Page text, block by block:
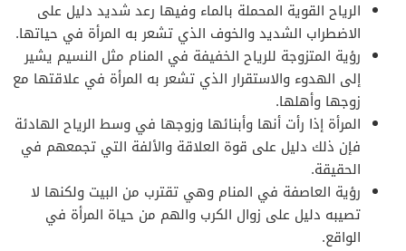
الرياح القوية المحملة بالماء وفيها رعد شديد دليل على
الاضطراب الشديد والخوف الذي تشعر به المرأة في حياتها.
رؤية المتزوجة للرياح الخفيفة في المنام مثل النسيم يشير
إلى الهدوء والاستقرار الذي تشعر به المرأة في علاقتها مع
زوجها وأهلها.
المرأة إذا رأت أنها وأبنائها وزوجها في وسط الرياح الهادئة
فإن ذلك دليل على قوة العلاقة والألفة التي تجمعهم في
الحقيقة.
رؤية العاصفة في المنام وهي تقترب من البيت ولكنها لا
تصيبه دليل على زوال الكرب والهم من حياة المرأة في
الواقع.